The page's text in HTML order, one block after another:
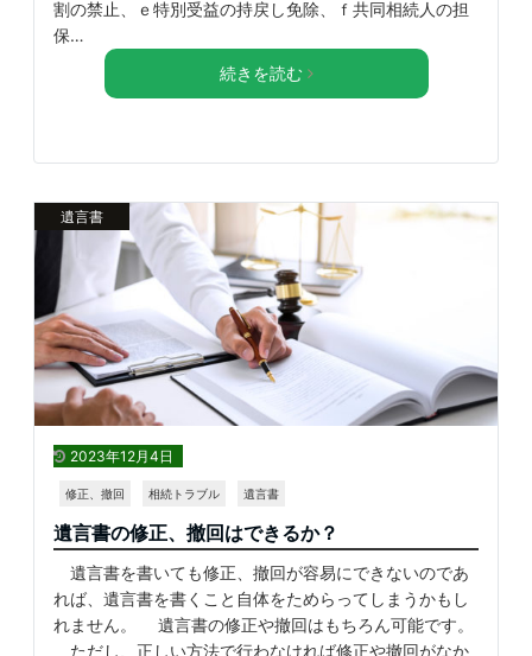
割の禁止、ｅ特別受益の持戻し免除、ｆ共同相続人の担
保…
続きを読む
遺言書
2023年12月4日
修正、撤回 相続トラブル 遺言書
遺言書の修正、撤回はできるか？
遺言書を書いても修正、撤回が容易にできないのであ
れば、遺言書を書くこと自体をためらってしまうかもし
れません。 遺言書の修正や撤回はもちろん可能です。
ただし、正しい方法で行わなければ修正や撤回がなか